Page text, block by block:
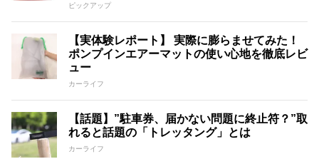
ピックアップ
【実体験レポート】 実際に膨らませてみた！
ポンプインエアーマットの使い心地を徹底レビ
ュー
カーライフ
【話題】”駐車券、届かない問題に終止符？”取
れると話題の「トレッタング」とは
カーライフ